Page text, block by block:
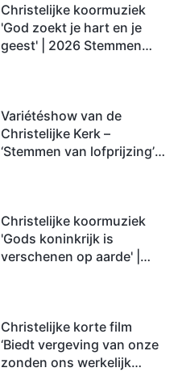
Christelijke koormuziek
'God zoekt je hart en je
geest' | 2026 Stemmen
Variétéshow van de
Christelijke Kerk –
‘Stemmen van lofprijzing’,
Christelijke koormuziek
'Gods koninkrijk is
verschenen op aarde' |
Christelijke korte film
‘Biedt vergeving van onze
zonden ons werkelijk